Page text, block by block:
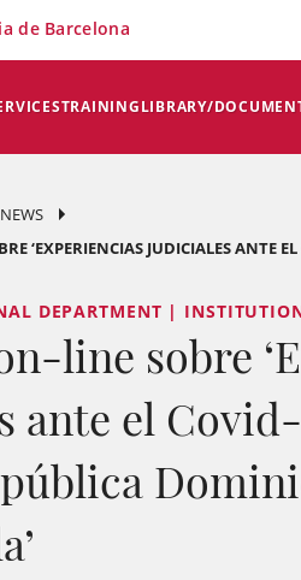
TRAININGLIBRARY/
de Barcelona
NEWS
‘EXPERIENCIAS JUDICIALES ANTE
DEPARTMENT |
line sobre
ante el Covid-